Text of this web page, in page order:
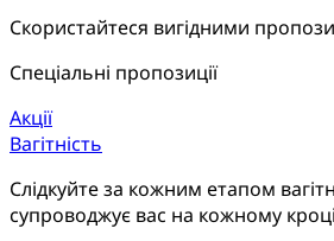
Скористайтеся вигідними
Спеціальні пропозиції
Акції
Вагітність
Слідкуйте за кожним етапом
супроводжує вас на кожному кроці